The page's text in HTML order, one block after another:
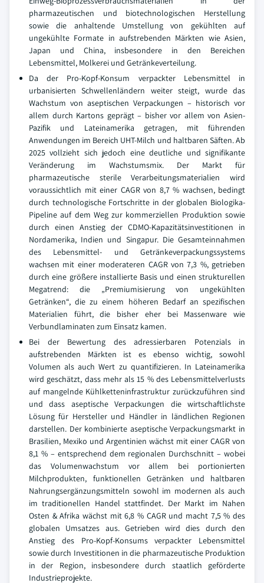
pharmazeutischen und biotechnologischen Herstellung
sowie die anhaltende Umstellung von gekühlten auf
ungekühlte Formate in aufstrebenden Märkten wie Asien,
Japan und China, insbesondere in den Bereichen
Lebensmittel, Molkerei und Getränkeverteilung.
Da der Pro-Kopf-Konsum verpackter Lebensmittel in
urbanisierten Schwellenländern weiter steigt, wurde das
Wachstum von aseptischen Verpackungen – historisch vor
allem durch Kartons geprägt – bisher vor allem von Asien-
Pazifik und Lateinamerika getragen, mit führenden
Anwendungen im Bereich UHT-Milch und haltbaren Säften. Ab
2025 vollzieht sich jedoch eine deutliche und signifikante
Veränderung im Wachstumsmix. Der Markt für
pharmazeutische sterile Verarbeitungsmaterialien wird
voraussichtlich mit einer CAGR von 8,7 % wachsen, bedingt
durch technologische Fortschritte in der globalen Biologika-
Pipeline auf dem Weg zur kommerziellen Produktion sowie
durch einen Anstieg der CDMO-Kapazitätsinvestitionen in
Nordamerika, Indien und Singapur. Die Gesamteinnahmen
des Lebensmittel- und Getränkeverpackungssystems
wachsen mit einer moderateren CAGR von 7,3 %, getrieben
durch eine größere installierte Basis und einen strukturellen
Megatrend: die „Premiumisierung von ungekühlten
Getränken“, die zu einem höheren Bedarf an spezifischen
Materialien führt, die bisher eher bei Massenware wie
Verbundlaminaten zum Einsatz kamen.
Bei der Bewertung des adressierbaren Potenzials in
aufstrebenden Märkten ist es ebenso wichtig, sowohl
Volumen als auch Wert zu quantifizieren. In Lateinamerika
wird geschätzt, dass mehr als 15 % des Lebensmittelverlusts
auf mangelnde Kühlketteninfrastruktur zurückzuführen sind
und dass aseptische Verpackungen die wirtschaftlichste
Lösung für Hersteller und Händler in ländlichen Regionen
darstellen. Der kombinierte aseptische Verpackungsmarkt in
Brasilien, Mexiko und Argentinien wächst mit einer CAGR von
8,1 % – entsprechend dem regionalen Durchschnitt – wobei
das Volumenwachstum vor allem bei portionierten
Milchprodukten, funktionellen Getränken und haltbaren
Nahrungsergänzungsmitteln sowohl im modernen als auch
im traditionellen Handel stattfindet. Der Markt im Nahen
Osten & Afrika wächst mit 6,8 % CAGR und macht 7,5 % des
globalen Umsatzes aus. Getrieben wird dies durch den
Anstieg des Pro-Kopf-Konsums verpackter Lebensmittel
sowie durch Investitionen in die pharmazeutische Produktion
in der Region, insbesondere durch staatlich geförderte
Industrieprojekte.